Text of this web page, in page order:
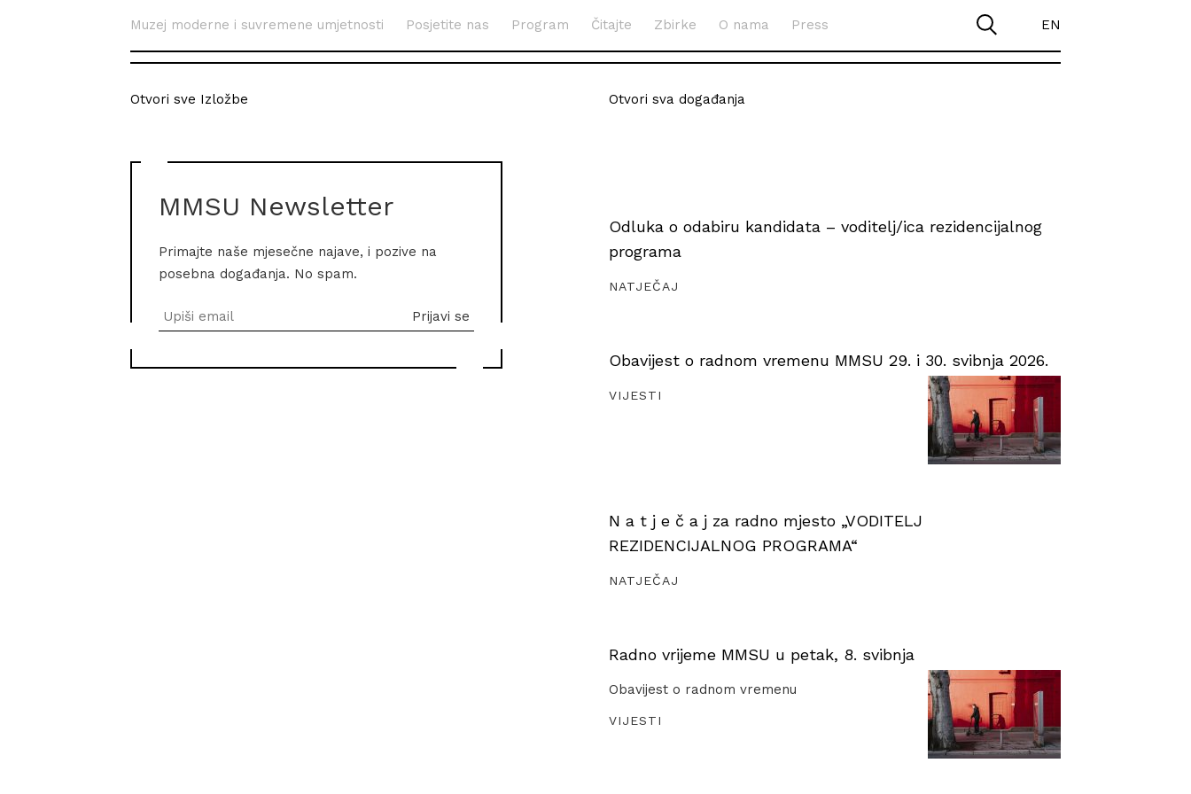
Muzej moderne i suvremene umjetnosti Posjetite nas Program Čitajte Zbirke O nama Press EN
Otvori sve Izložbe
MMSU Newsletter
Primajte naše mjesečne najave, i pozive na
posebna događanja. No spam.
Otvori sva događanja
Odluka o odabiru kandidata – voditelj/ica rezidencijalnog
programa
NATJEČAJ
Obavijest o radnom vremenu MMSU 29. i 30. svibnja 2026.
VIJESTI
N a t j e č a j za radno mjesto „VODITELJ
REZIDENCIJALNOG PROGRAMA“
NATJEČAJ
Radno vrijeme MMSU u petak, 8. svibnja
Obavijest o radnom vremenu
VIJESTI